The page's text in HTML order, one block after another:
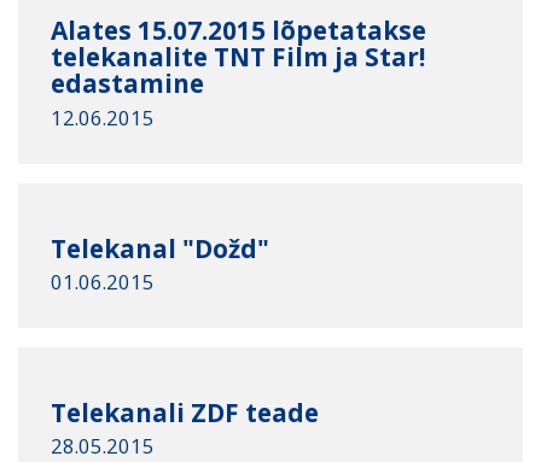
Alates 15.07.2015 lõpetatakse
telekanalite TNT Film ja Star!
edastamine
12.06.2015
Telekanal "Dožd"
01.06.2015
Telekanali ZDF teade
28.05.2015